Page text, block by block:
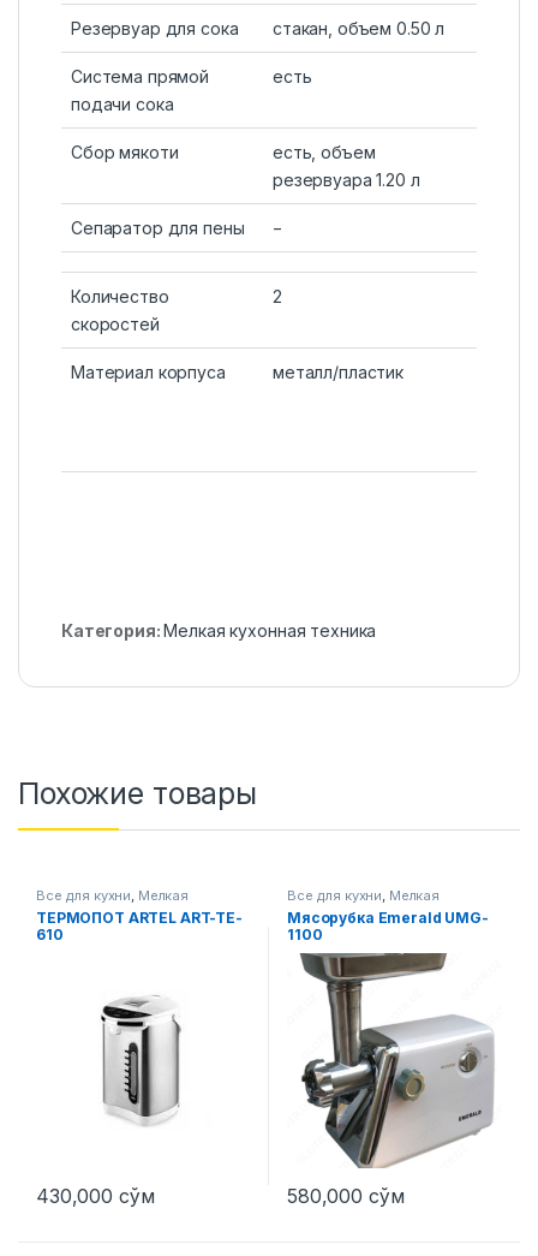
Резервуар для сока стакан, объем 0.50 л
Система прямой
подачи сока
есть
Сбор мякоти
есть, объем
резервуара 1.20 л
Сепаратор для пены −
Количество
скоростей
2
Материал корпуса металл/пластик
Категория:Мелкая кухонная техника
Похожие товары
Все для кухни, Мелкая
кухонная техника
ТЕРМОПОТ ARTEL ART-TE-
610
430,000 сўм
Все для кухни, Мелкая
кухонная техника
Мясорубка Emerald UMG-
1100
580,000 сўм